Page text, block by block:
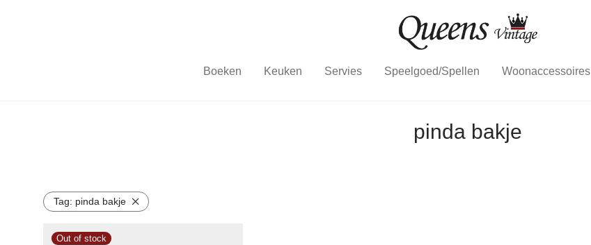
Boeken Keuken Servies Speelgoed/Spellen Woonaccessoires
pinda bakje
Tag: pinda bakje